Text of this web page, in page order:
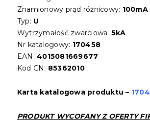
Znamionowy prąd różnicowy: 100mA
Typ: U
Wytrzymałość zwarciowa: 5kA
Nr katalogowy: 170458
EAN:4015081669677
Kod CN: 85362010
Karta katalogowa produktu –
PRODUKT WYCOFANY Z OFERTY